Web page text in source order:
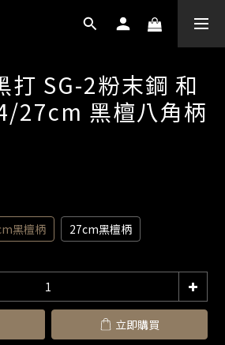
打 SG-2粉末鋼 和
27cm 黑檀八角柄
黑檀柄 27cm黑檀柄
立即購買